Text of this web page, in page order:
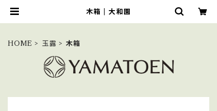
木箱 | 大和園
HOME 玉露 木箱